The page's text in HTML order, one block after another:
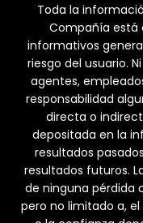
Toda la
Compañía está
informativos
riesgo del usuario.
agentes,
responsabilidad
directa o
depositada en la
resultados
resultados futuros.
de ninguna pérdida
pero no limitado a,